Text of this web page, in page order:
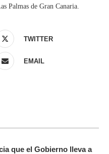
Palmas de Gran Canaria.
TWITTER
EMAIL
que el Gobierno lleva a